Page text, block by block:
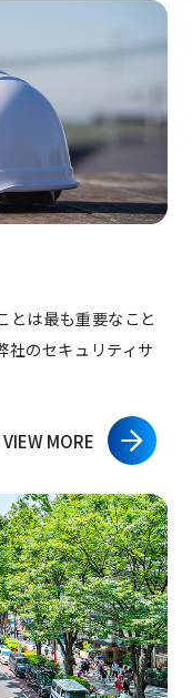
VIEW MORE
とは最も重要なこと
社のセキュリティサ